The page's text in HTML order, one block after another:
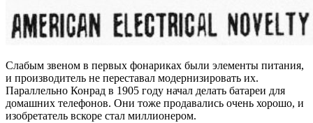
Слабым звеном в первых фонариках были элементы питания,
и производитель не переставал модернизировать их.
Параллельно Конрад в 1905 году начал делать батареи для
домашних телефонов. Они тоже продавались очень хорошо, и
изобретатель вскоре стал миллионером.